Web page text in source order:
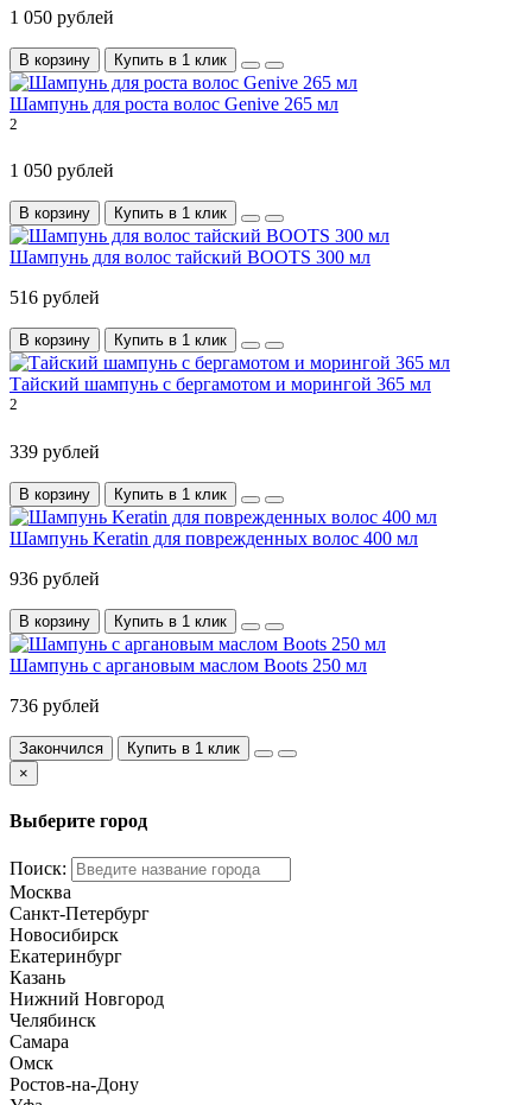
1 050 рублей
В корзину Купить в 1 клик
Шампунь для роста волос Genive 265 мл
2
1 050 рублей
В корзину Купить в 1 клик
Шампунь для волос тайский BOOTS 300 мл
516 рублей
В корзину Купить в 1 клик
Тайский шампунь с бергамотом и морингой 365 мл
2
339 рублей
В корзину Купить в 1 клик
Шампунь Keratin для поврежденных волос 400 мл
936 рублей
В корзину Купить в 1 клик
Шампунь с аргановым маслом Boots 250 мл
736 рублей
Закончился
Купить в 1 клик
×
Выберите город
Поиск:
Москва
Санкт-Петербург
Новосибирск
Екатеринбург
Казань
Нижний Новгород
Челябинск
Самара
Омск
Ростов-на-Дону